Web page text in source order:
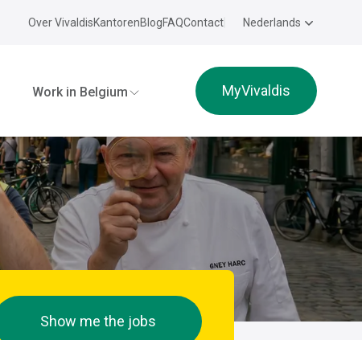
Over VivaldisKantorenBlogFAQContact Nederlands
Work in Belgium MyVivaldis
Show me the jobs